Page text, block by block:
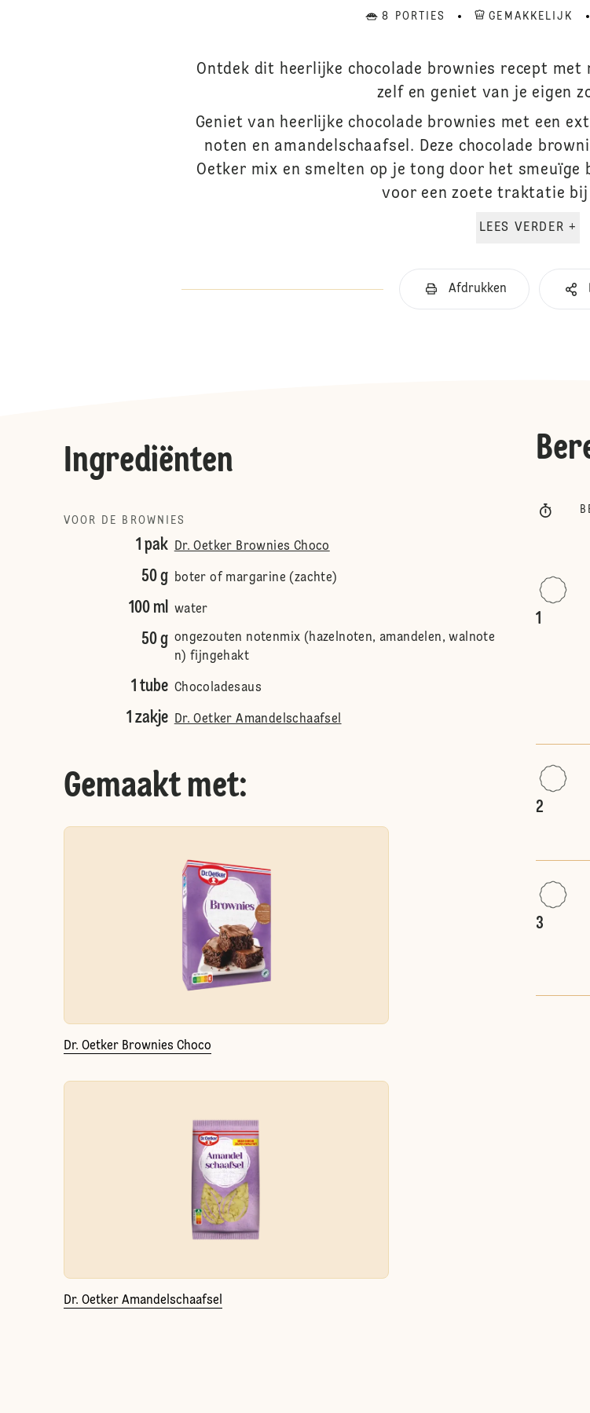
8 PORTIES GEMAKKELIJK
Ontdek dit heerlijke chocolade brownies recept met
zelf en geniet van je eigen
Geniet van heerlijke chocolade brownies met een
noten en amandelschaafsel. Deze chocolade
Oetker mix en smelten op je tong door het smeuïge
voor een zoete traktatie
LEES VERDER +
Afdrukken
Ingrediënten
VOOR DE BROWNIES
1 pak Dr. Oetker Brownies Choco
50 g boter of margarine (zachte)
100 ml water
50 g ongezouten notenmix (hazelnoten, amandelen, walnote
n) fijngehakt
1 tube Chocoladesaus
1 zakje Dr. Oetker Amandelschaafsel
Gemaakt met:
Dr. Oetker Brownies Choco
Dr. Oetker Amandelschaafsel
1
2
3